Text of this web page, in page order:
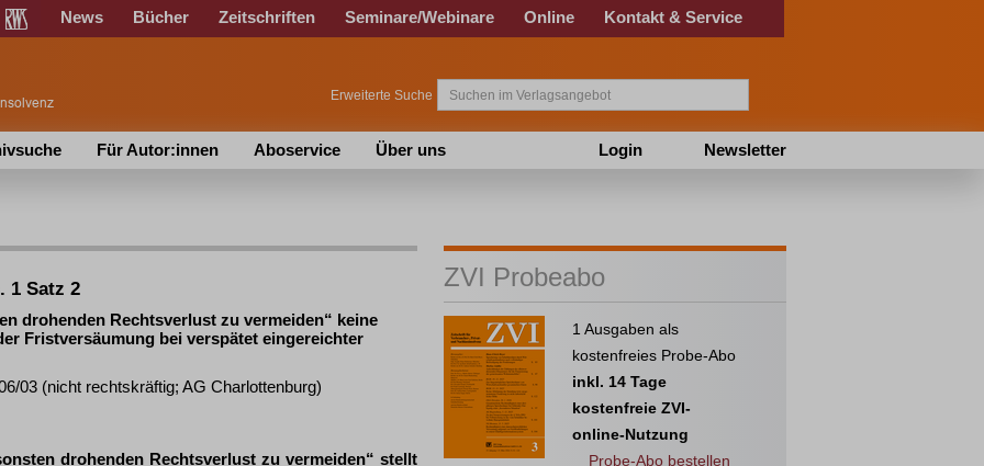
News Bücher Zeitschriften Seminare/Webinare Online Kontakt & Service
Erweiterte Suche
Für Autor:innen Aboservice Über uns Newsletter
Login
1 Satz 2
drohenden Rechtsverlust zu vermeiden“ keine
Fristversäumung bei verspätet eingereichter
03 (nicht rechtskräftig; AG Charlottenburg)
drohenden Rechtsverlust zu vermeiden“ stellt
ZVI Probeabo
1 Ausgaben als
kostenfreies Probe-Abo
inkl. 14 Tage
kostenfreie ZVI-
online-Nutzung
Probe-Abo bestellen